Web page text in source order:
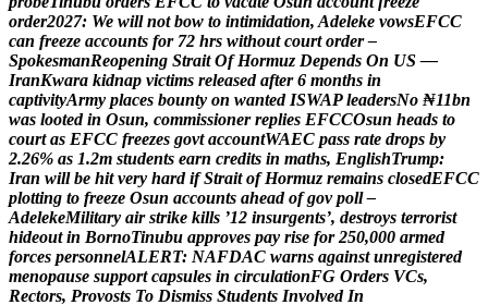
order2027: We will not bow to intimidation, Adeleke vowsEFCC
can freeze accounts for 72 hrs without court order –
SpokesmanReopening Strait Of Hormuz Depends On US —
IranKwara kidnap victims released after 6 months in
captivityArmy places bounty on wanted ISWAP leadersNo ₦11bn
was looted in Osun, commissioner replies EFCCOsun heads to
court as EFCC freezes govt accountWAEC pass rate drops by
2.26% as 1.2m students earn credits in maths, EnglishTrump:
Iran will be hit very hard if Strait of Hormuz remains closedEFCC
plotting to freeze Osun accounts ahead of gov poll –
AdelekeMilitary air strike kills ’12 insurgents’, destroys terrorist
hideout in BornoTinubu approves pay rise for 250,000 armed
forces personnelALERT: NAFDAC warns against unregistered
menopause support capsules in circulationFG Orders VCs,
Rectors, Provosts To Dismiss Students Involved In